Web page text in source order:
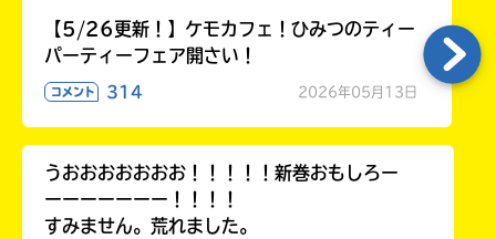
【5/26更新！】ケモカフェ！ひみつのティー
パーティーフェア開さい！
コメント 314 2026年05月13日
うおおおおおおお！！！！！新巻おもしろー
ーーーーーーー！！！！
すみません。荒れました。